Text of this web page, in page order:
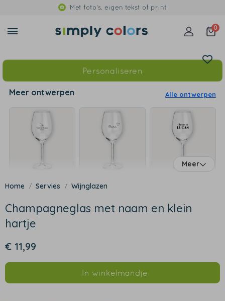
Met foto's, eigen tekst of print
0
Personaliseren
Meer ontwerpen Alle ontwerpen
Meer
Servies Wijnglazen
Champagneglas met naam en klein
hartje
€ 11,99
In winkelmandje